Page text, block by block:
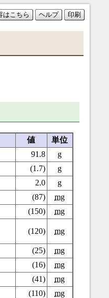
はこちら ヘルプ 印刷
値
単位
91.8
g
(1.7)
g
2.0
g
(87)
mg
(150)
mg
(120) mg
(25)
mg
(16)
mg
(41) mg
(110)
mg